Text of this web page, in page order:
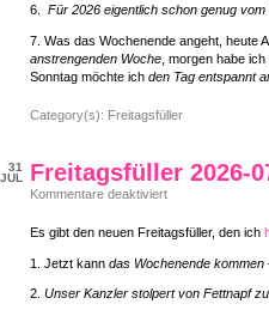
6. Für 2026 eigentlich schon genug vom
7. Was das Wochenende angeht, heute
anstrengenden Woche , morgen habe ich
Sonntag möchte ich den Tag entspannt
Category(s): Freitagsfüller
31
JUL
Freitagsfüller 2026-
Kommentare deaktiviertfür
07-
Es gibt den neuen Freitagsfüller, den ich
1. Jetzt kann das Wochenende
2. Unser Kanzler stolpert von Fettnapf